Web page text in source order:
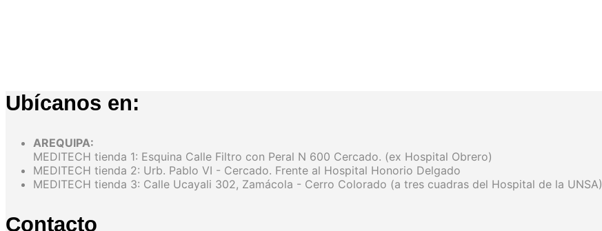
Ubícanos en:
AREQUIPA:
MEDITECH tienda 1: Esquina Calle Filtro con Peral N 600 Cercado. (ex Hospital Obrero)
MEDITECH tienda 2: Urb. Pablo VI - Cercado. Frente al Hospital Honorio Delgado
MEDITECH tienda 3: Calle Ucayali 302, Zamácola - Cerro Colorado (a tres cuadras del Hospital de la UNSA)
Contacto